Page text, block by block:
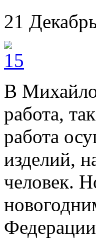
21
В
работа,
работа
изделий,
человек.